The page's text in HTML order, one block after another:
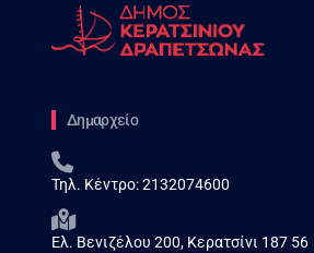
Δημαρχείο
Τηλ. Κέντρο:2132074600
Ελ. Βενιζέλου 200, Κερατσίνι 187 56